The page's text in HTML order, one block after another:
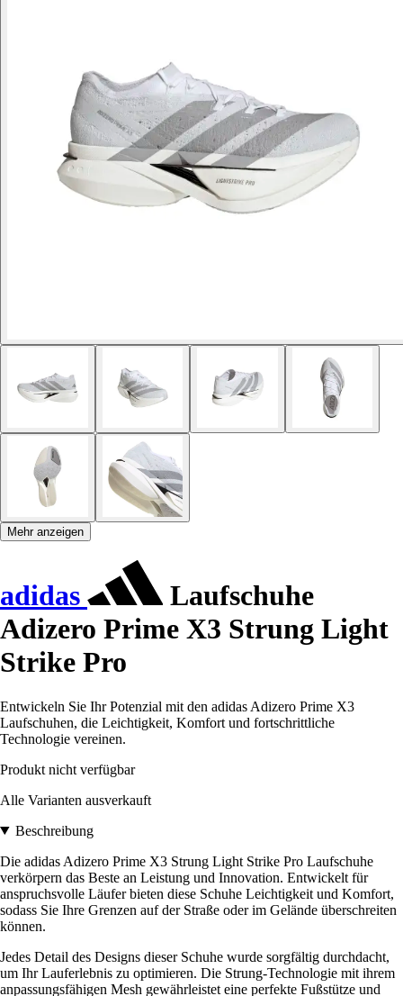
Mehr anzeigen
adidas
Laufschuhe
Adizero Prime X3 Strung Light
Strike Pro
Entwickeln Sie Ihr Potenzial mit den adidas Adizero Prime X3
Laufschuhen, die Leichtigkeit, Komfort und fortschrittliche
Technologie vereinen.
Produkt nicht verfügbar
Alle Varianten ausverkauft
Beschreibung
Die adidas Adizero Prime X3 Strung Light Strike Pro Laufschuhe
verkörpern das Beste an Leistung und Innovation. Entwickelt für
anspruchsvolle Läufer bieten diese Schuhe Leichtigkeit und Komfort,
sodass Sie Ihre Grenzen auf der Straße oder im Gelände überschreiten
können.
Jedes Detail des Designs dieser Schuhe wurde sorgfältig durchdacht,
um Ihr Lauferlebnis zu optimieren. Die Strung-Technologie mit ihrem
anpassungsfähigen Mesh gewährleistet eine perfekte Fußstütze und